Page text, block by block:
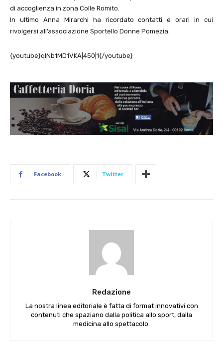
di accoglienza in zona Colle Romito.
In ultimo Anna Mirarchi ha ricordato contatti e orari in cui
rivolgersi all’associazione Sportello Donne Pomezia.
{youtube}qlNb1MD1VKA|450|1{/youtube}
Facebook Twitter
Redazione
La nostra linea editoriale è fatta di format innovativi con
contenuti che spaziano dalla politica allo sport, dalla
medicina allo spettacolo.